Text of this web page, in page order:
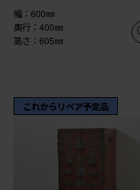
幅：600㎜
奥行：400㎜
高さ：605㎜
これからリペア予定品